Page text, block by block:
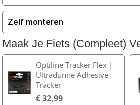
Zelf monteren
Maak Je Fiets (Compleet)
Optiline Tracker Flex |
Ultradunne Adhesive
Tracker
€32,99